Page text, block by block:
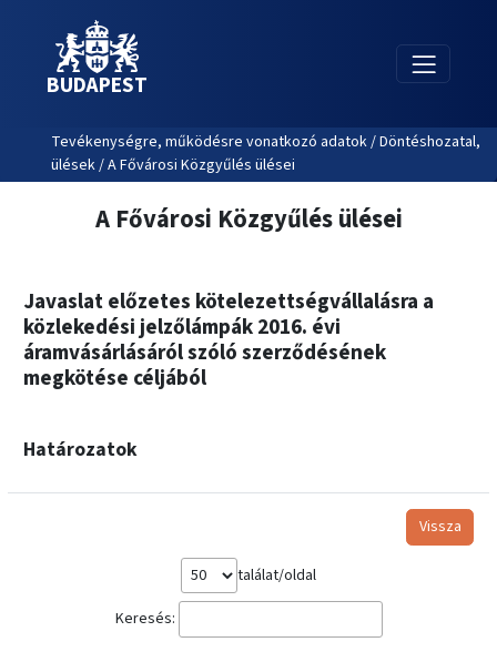
BUDAPEST
Tevékenységre, működésre vonatkozó adatok / Döntéshozatal,
ülések / A Fővárosi Közgyűlés ülései
A Fővárosi Közgyűlés ülései
Javaslat előzetes kötelezettségvállalásra a
közlekedési jelzőlámpák 2016. évi
áramvásárlásáról szóló szerződésének
megkötése céljából
Határozatok
Vissza
találat/oldal
Keresés: